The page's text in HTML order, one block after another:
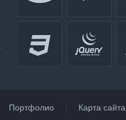
Портфолио Карта сайта